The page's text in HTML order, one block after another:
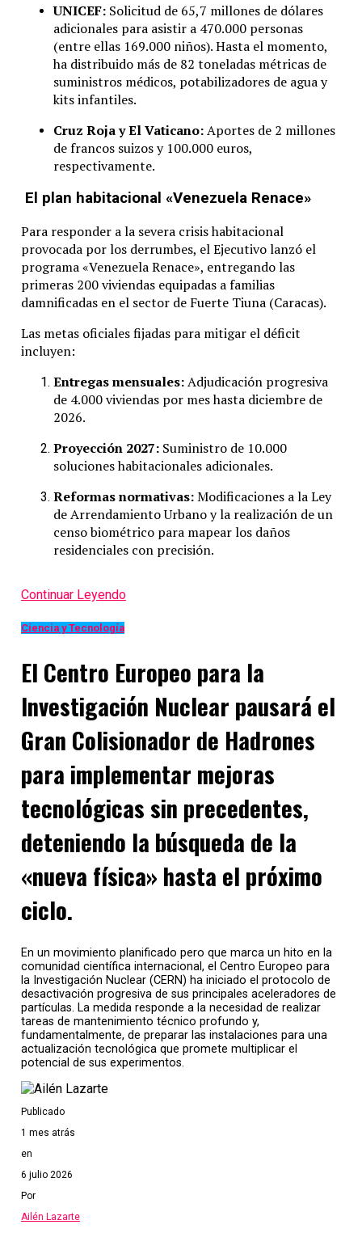
UNICEF:Solicitud de 65,7 millones de dólares
adicionales para asistir a 470.000 personas
(entre ellas 169.000 niños). Hasta el momento,
ha distribuido más de 82 toneladas métricas de
suministros médicos, potabilizadores de agua y
kits infantiles.
Cruz Roja y El Vaticano:Aportes de 2 millones
de francos suizos y 100.000 euros,
respectivamente.
El plan habitacional «Venezuela Renace»
Para responder a la severa crisis habitacional
provocada por los derrumbes, el Ejecutivo lanzó el
programa «Venezuela Renace», entregando las
primeras 200 viviendas equipadas a familias
damnificadas en el sector de Fuerte Tiuna (Caracas).
Las metas oficiales fijadas para mitigar el déficit
incluyen:
Entregas mensuales:Adjudicación progresiva
de 4.000 viviendas por mes hasta diciembre de
2026.
Proyección 2027:Suministro de 10.000
soluciones habitacionales adicionales.
Reformas normativas:Modificaciones a la Ley
de Arrendamiento Urbano y la realización de un
censo biométrico para mapear los daños
residenciales con precisión.
Continuar Leyendo
Ciencia y Tecnología
El Centro Europeo para la
Investigación Nuclear pausará el
Gran Colisionador de Hadrones
para implementar mejoras
tecnológicas sin precedentes,
deteniendo la búsqueda de la
«nueva física» hasta el próximo
ciclo.
En un movimiento planificado pero que marca un hito en la
comunidad científica internacional, el Centro Europeo para
la Investigación Nuclear (CERN) ha iniciado el protocolo de
desactivación progresiva de sus principales aceleradores de
partículas. La medida responde a la necesidad de realizar
tareas de mantenimiento técnico profundo y,
fundamentalmente, de preparar las instalaciones para una
actualización tecnológica que promete multiplicar el
potencial de sus experimentos.
Publicado
1 mes atrás
en
6 julio 2026
Por
Ailén Lazarte